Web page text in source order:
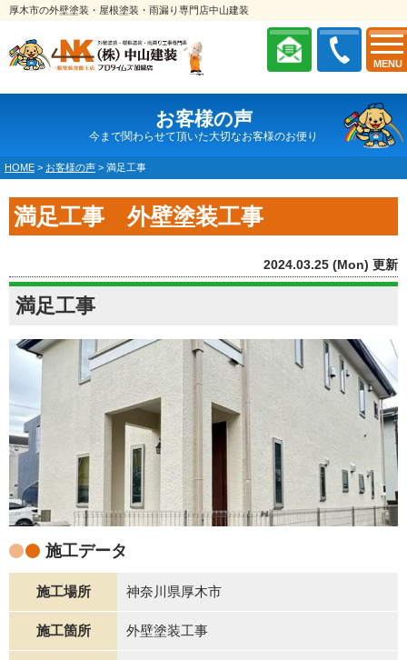
MENU
厚木市の外壁塗装・屋根塗装・雨漏り専門店中山建装
お客様の声
今まで関わらせて頂いた大切なお客様のお便り
HOME > お客様の声 > 満足工事
満足工事 外壁塗装工事
2024.03.25 (Mon) 更新
満足工事
施工データ
施工場所 神奈川県厚木市
施工箇所 外壁塗装工事